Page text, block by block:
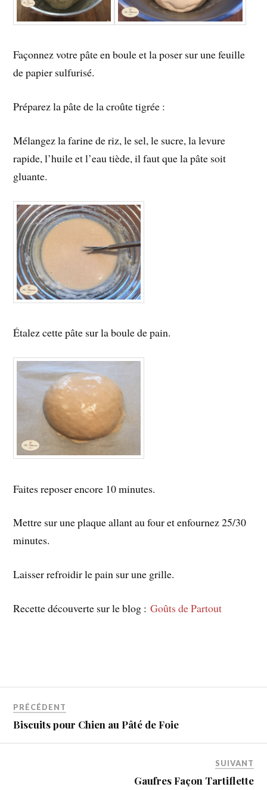
Façonnez votre pâte en boule et la poser sur une feuille
de papier sulfurisé.
Préparez la pâte de la croûte tigrée :
Mélangez la farine de riz, le sel, le sucre, la levure
rapide, l’huile et l’eau tiède, il faut que la pâte soit
gluante.
Étalez cette pâte sur la boule de pain.
Faites reposer encore 10 minutes.
Mettre sur une plaque allant au four et enfournez 25/30
minutes.
Laisser refroidir le pain sur une grille.
Recette découverte sur le blog :Goûts de Partout
PRÉCÉDENT
Biscuits pour Chien au Pâté de Foie
SUIVANT
Gaufres Façon Tartiflette